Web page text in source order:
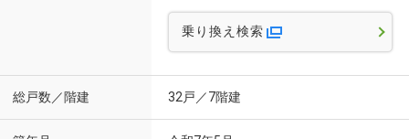
乗り換え検索
総戸数／階建 32戸／7階建